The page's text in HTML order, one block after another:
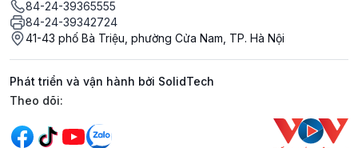
84-24-39365555
84-24-39342724
41-43 phố Bà Triệu, phường Cửa Nam, TP. Hà Nội
Phát triển và vận hành bởi SolidTech
Mạng xã hội
Theo dõi: